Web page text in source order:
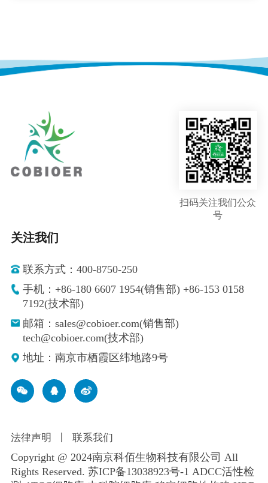
扫码关注我们公众
号
关注我们
联系方式：400-8750-250
手机：+86-180 6607 1954(销售部) +86-153 0158
7192(技术部)
邮箱：sales@cobioer.com(销售部)
tech@cobioer.com(技术部)
地址：南京市栖霞区纬地路9号
法律声明 联系我们
Copyright @ 2024南京科佰生物科技有限公司 All
Rights Reserved. 苏ICP备13038923号-1 ADCC活性检